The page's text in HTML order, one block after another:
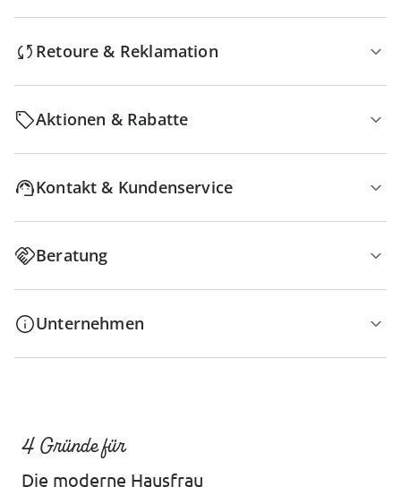
Retoure & Reklamation
Aktionen & Rabatte
Kontakt & Kundenservice
Beratung
Unternehmen
4 Gründe für
Die moderne Hausfrau